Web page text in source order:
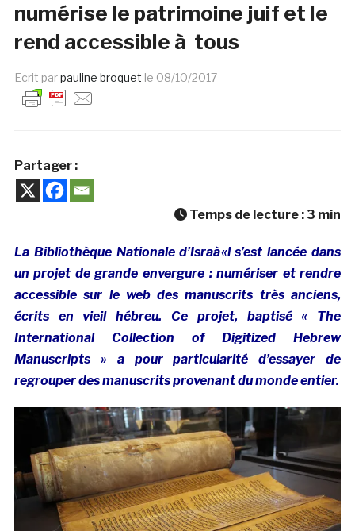
numérise le patrimoine juif et le
rend accessible à tous
Ecrit parpauline broquet le 08/10/2017
Partager :
Temps de lecture : 3 min
La Bibliothèque Nationale d’Israà«l s’est lancée dans
un projet de grande envergure : numériser et rendre
accessible sur le web des manuscrits très anciens,
écrits en vieil hébreu. Ce projet, baptisé « The
International Collection of Digitized Hebrew
Manuscripts » a pour particularité d’essayer de
regrouper des manuscrits provenant du monde entier.